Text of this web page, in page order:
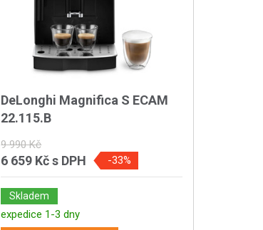
DeLonghi Magnifica S ECAM
22.115.B
9 990 Kč
6 659 Kčs DPH -33%
Skladem
expedice 1-3 dny